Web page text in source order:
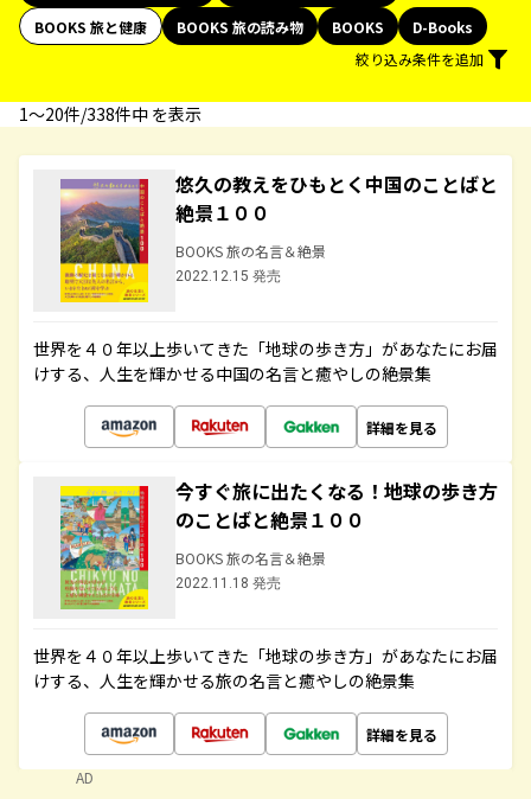
BOOKS 旅と健康
BOOKS 旅の読み物 BOOKS
D-Books
絞り込み条件を追加
1〜20件/338件中 を表示
悠久の教えをひもとく中国のことばと
絶景１００
BOOKS 旅の名言＆絶景
2022.12.15 発売
世界を４０年以上歩いてきた「地球の歩き方」があなたにお届
けする、人生を輝かせる中国の名言と癒やしの絶景集
詳細を見る
今すぐ旅に出たくなる！地球の歩き方
のことばと絶景１００
BOOKS 旅の名言＆絶景
2022.11.18 発売
世界を４０年以上歩いてきた「地球の歩き方」があなたにお届
けする、人生を輝かせる旅の名言と癒やしの絶景集
詳細を見る
AD